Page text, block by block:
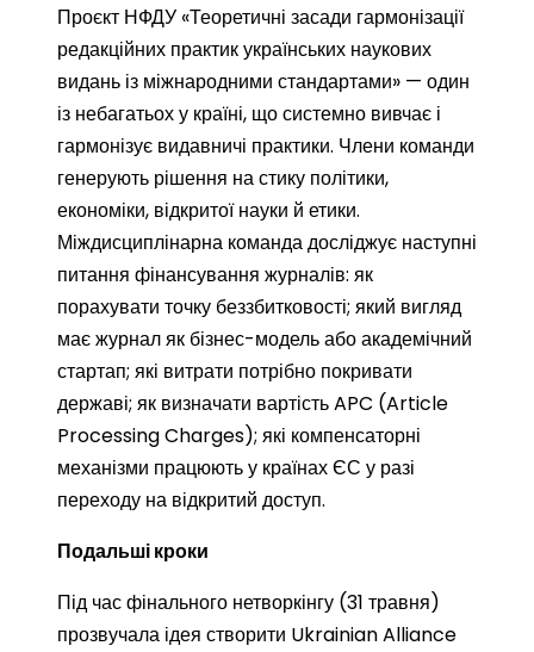
Проєкт НФДУ «Теоретичні засади гармонізації
редакційних практик українських наукових
видань із міжнародними стандартами» — один
із небагатьох у країні, що системно вивчає і
гармонізує видавничі практики. Члени команди
генерують рішення на стику політики,
економіки, відкритої науки й етики.
Міждисциплінарна команда досліджує наступні
питання фінансування журналів: як
порахувати точку беззбитковості; який вигляд
має журнал як бізнес-модель або академічний
стартап; які витрати потрібно покривати
державі; як визначати вартість APC (Article
Processing Charges); які компенсаторні
механізми працюють у країнах ЄС у разі
переходу на відкритий доступ.
Подальші кроки
Під час фінального нетворкінгу (31 травня)
прозвучала ідея створити Ukrainian Alliance